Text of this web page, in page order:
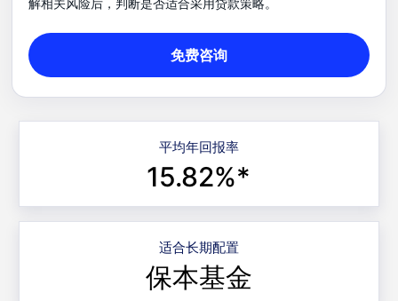
解相关风险后，判断是否适合采用贷款策略。
免费咨询
平均年回报率
15.82%*
适合长期配置
保本基金